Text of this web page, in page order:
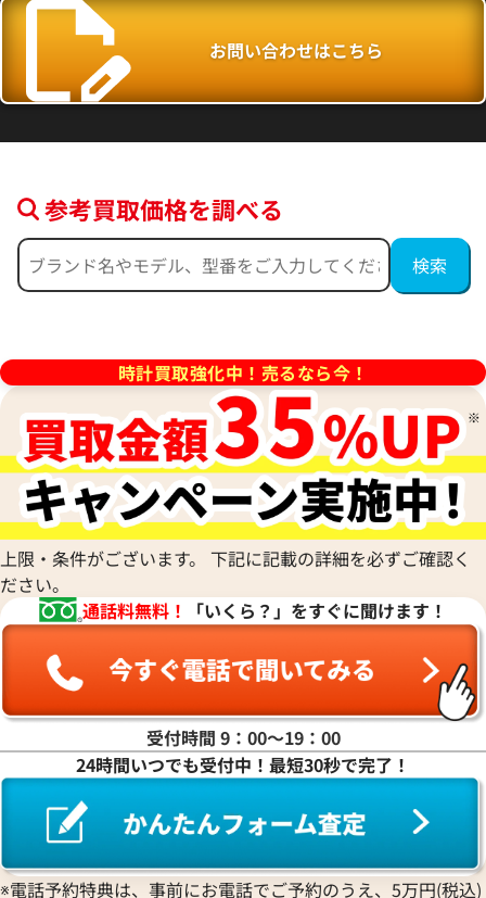
格
日時点の参考買取価格です
参考買取価格
7,380,000円
※2026年7月時点の参考買取
ロイヤル オーク クロノグ
日時点の参考買取価格です
オーデマ ピゲ CODE11.59 ク
26393NR.OO.A002KB.01
参考買取価格
※2026年2月9日時点の参考買
お問い合わせはこちら
参考買取価格を調べる
時計買取強化中！売るなら今！
上限・条件がございます。 下記に記載の詳細を必ずご確認く
ださい。
通話料無料！
「いくら？」をすぐに聞けます！
受付時間 9：00〜19：00
24時間いつでも受付中！最短30秒で完了！
※電話予約特典は、事前にお電話でご予約のうえ、5万円(税込)